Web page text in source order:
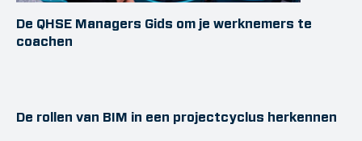
De QHSE Managers Gids om je werknemers te
coachen
De rollen van BIM in een projectcyclus herkennen